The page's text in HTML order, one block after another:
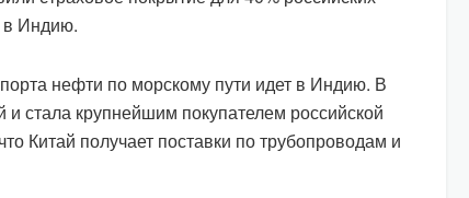
в Индию.
нефти по морскому пути идет в Индию. В
стала крупнейшим покупателем российской
Китай получает поставки по трубопроводам и